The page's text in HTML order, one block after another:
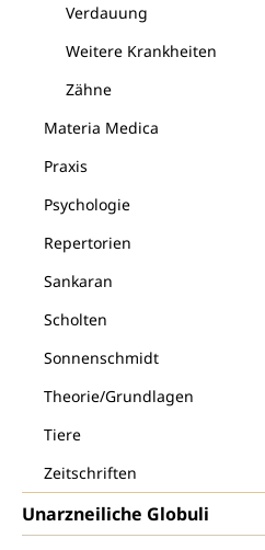
Verdauung
Weitere Krankheiten
Zähne
Materia Medica
Praxis
Psychologie
Repertorien
Sankaran
Scholten
Sonnenschmidt
Theorie/Grundlagen
Tiere
Zeitschriften
Unarzneiliche Globuli